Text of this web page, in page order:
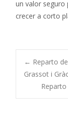
un valor seguro
crecer a corto
← Reparto
Grassot i